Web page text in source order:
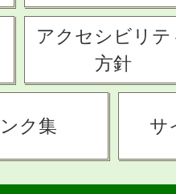
アクセシビリテ
方針
ク集 サ